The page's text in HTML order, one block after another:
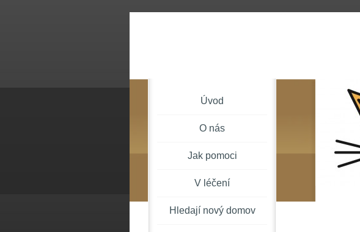
Úvod
O nás
Jak pomoci
V léčení
Hledají nový domov